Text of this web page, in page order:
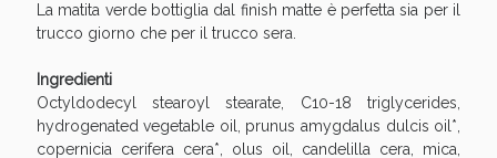
La matita verde bottiglia dal finish matte è perfetta sia per il
trucco giorno che per il trucco sera.
Ingredienti
Octyldodecyl stearoyl stearate, C10-18 triglycerides,
hydrogenated vegetable oil, prunus amygdalus dulcis oil*,
copernicia cerifera cera*, olus oil, candelilla cera, mica,
Sconto fino al 55% disponibile oggi!